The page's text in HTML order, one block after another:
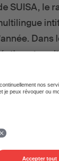
SUISA, le
Dans
et sur